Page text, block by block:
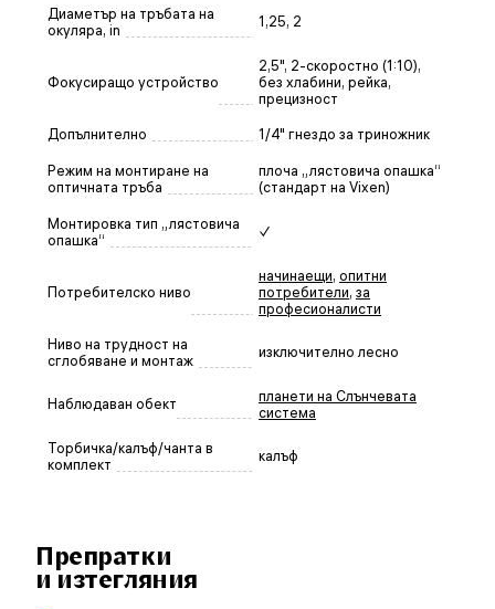
Диаметър на тръбата на
окуляра, in
1,25, 2
Фокусиращо устройство
2,5", 2-скоростно (1:10),
без хлабини, рейка,
прецизност
Допълнително 1/4" гнездо за триножник
Режим на монтиране на
оптичната тръба
плоча „лястовича опашка“
(стандарт на Vixen)
Монтировка тип „лястовича
опашка“
✓
Потребителско ниво
начинаещи, опитни
потребители, за
професионалисти
Ниво на трудност на
сглобяване и монтаж
изключително лесно
Наблюдаван обект
планети на Слънчевата
система
Торбичка/калъф/чанта в
комплект
калъф
Препратки
и изтегляния